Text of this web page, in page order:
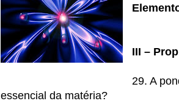
III –
29. A
essencial da matéria?